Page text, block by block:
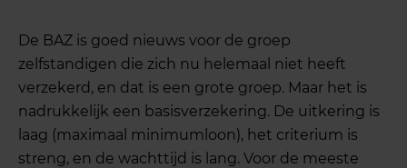
De BAZ is goed nieuws voor de groep
zelfstandigen die zich nu helemaal niet heeft
verzekerd, en dat is een grote groep. Maar het is
nadrukkelijk een basisverzekering. De uitkering is
laag (maximaal minimumloon), het criterium is
streng, en de wachttijd is lang. Voor de meeste